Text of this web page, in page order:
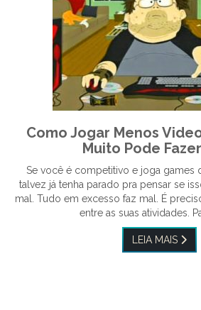
Como Jogar Menos
Muito Pode
Se você é competitivo e joga games
talvez já tenha parado pra pensar se
mal. Tudo em excesso faz mal. É
entre as suas atividades.
LEIA MAIS